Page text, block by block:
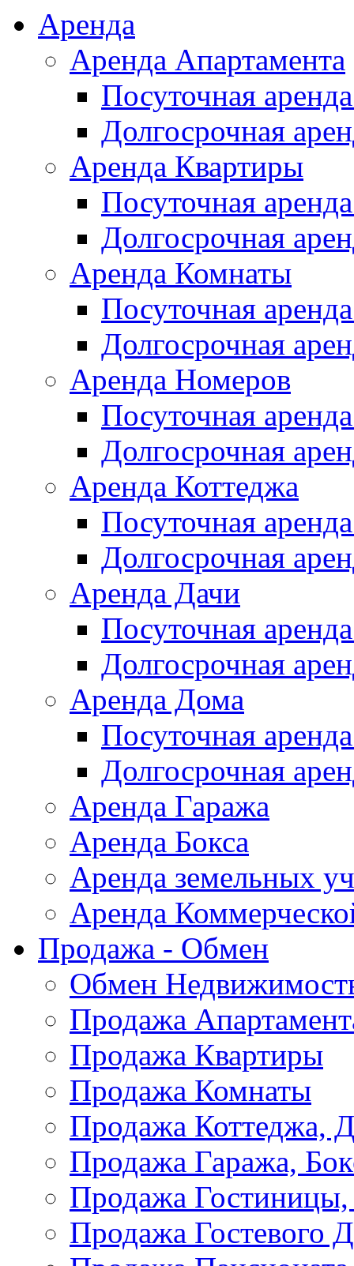
Аренда
Аренда Апартамента
Посуточная
Долгосрочная
Аренда Квартиры
Посуточная
Долгосрочная
Аренда Комнаты
Посуточная
Долгосрочная
Аренда Номеров
Посуточная
Долгосрочная
Аренда Коттеджа
Посуточная
Долгосрочная
Аренда Дачи
Посуточная
Долгосрочная
Аренда Дома
Посуточная
Долгосрочная
Аренда Гаража
Аренда Бокса
Аренда земельных
Аренда
Продажа - Обмен
Обмен
Продажа
Продажа Квартиры
Продажа Комнаты
Продажа Коттеджа,
Продажа Гаража,
Продажа
Продажа Гостевого